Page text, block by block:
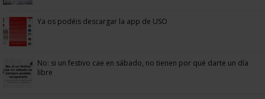
Ya os podéis descargar la app de USO
No: si un festivo cae en sábado, no tienen por qué darte un día
libre